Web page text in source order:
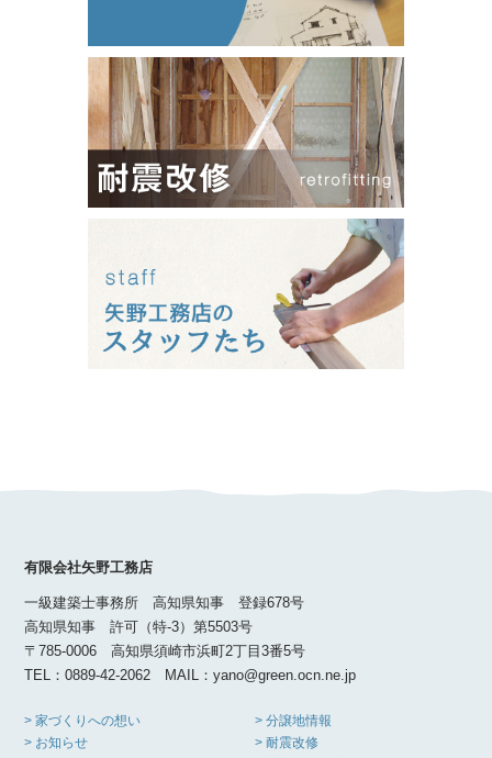
有限会社矢野工務店
一級建築士事務所 高知県知事 登録678号
高知県知事 許可（特-3）第5503号
〒785-0006 高知県須崎市浜町2丁目3番5号
TEL：0889-42-2062 MAIL：yano@green.ocn.ne.jp
> 家づくりへの想い
> お知らせ
> 分譲地情報
> 耐震改修